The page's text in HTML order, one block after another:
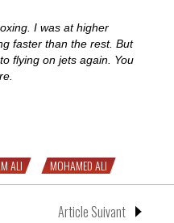
I was at higher
faster than the rest. But
flying on jets again. You
ALI MOHAMED ALI
Article Suivant